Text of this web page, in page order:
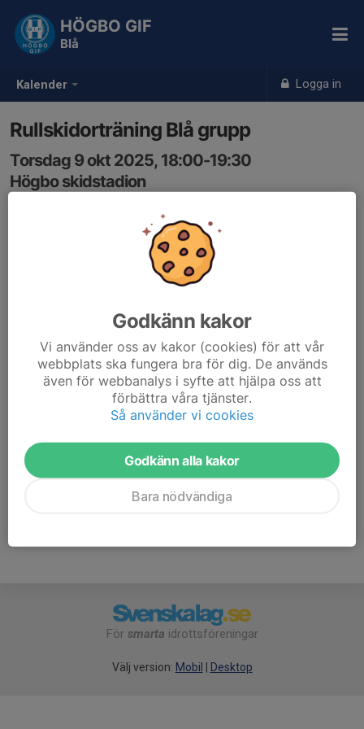
Kalender Logga in
HÖGBO GIF
Blå
Rullskidorträning Blå grupp
Torsdag 9 okt 2025, 18:00-19:30
Högbo skidstadion
Kom i springskor. När vi tränar rullskidor ta med hjälm,
springskor, kombipjäxor och långa stavar, det finns
möjlighet att låna rullskidor. Om ni inte har Hör av dig till
Jämna veckor kör vi skate och ojämn klassiskt.
Ta gärna med egen dricka i vätskebälte.
låna via föreningen.
För smarta idrottsföreningar
Välj version: Mobil Desktop
Godkänn kakor
Vi använder oss av kakor (cookies) för att vår
webbplats ska fungera bra för dig. De används
även för webbanalys i syfte att hjälpa oss att
förbättra våra tjänster.
Så använder vi cookies
Godkänn alla kakor
Bara nödvändiga